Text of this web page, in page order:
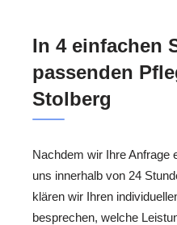
In 4 einfachen
passenden
Stolberg
Nachdem wir Ihre Anfrage
uns innerhalb von 24
klären wir Ihren
besprechen, welche